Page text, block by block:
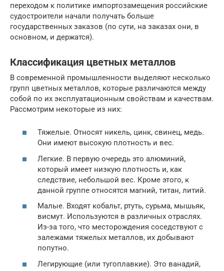
переходом к политике импортозамещения российские
судостроители начали получать больше
государственных заказов (по сути, на заказах они, в
основном, и держатся).
Классификация цветных металлов
В современной промышленности выделяют несколько
групп цветных металлов, которые различаются между
собой по их эксплуатационным свойствам и качествам.
Рассмотрим некоторые из них:
Тяжелые. Относят никель, цинк, свинец, медь.
Они имеют высокую плотность и вес.
Легкие. В первую очередь это алюминий,
который имеет низкую плотность и, как
следствие, небольшой вес. Кроме этого, к
данной группе относятся магний, титан, литий.
Малые. Входят кобальт, ртуть, сурьма, мышьяк,
висмут. Используются в различных отраслях.
Из-за того, что месторождения соседствуют с
залежами тяжелых металлов, их добывают
попутно.
Легирующие (или тугоплавкие). Это ванадий,